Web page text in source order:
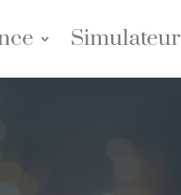
Simulateur